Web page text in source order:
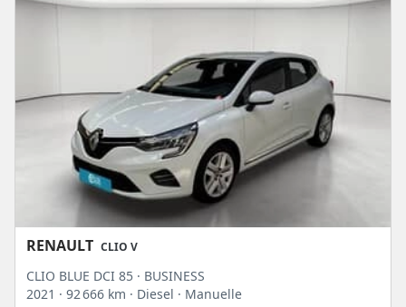
RENAULT CLIO V
CLIO BLUE DCI 85 · BUSINESS
2021 · 92 666 km · Diesel · Manuelle